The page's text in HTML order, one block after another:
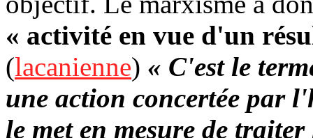
« activité en vue d'un
(lacanienne) « C'est le
une action concertée par
le met en mesure de